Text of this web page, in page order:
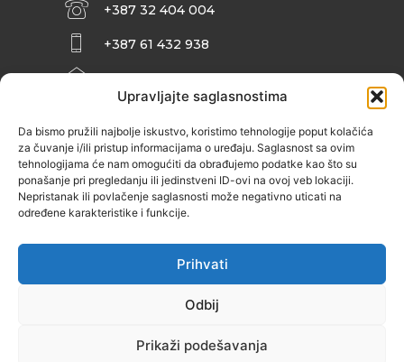
Upravljajte saglasnostima
Da bismo pružili najbolje iskustvo, koristimo tehnologije poput kolačića
za čuvanje i/ili pristup informacijama o uređaju. Saglasnost sa ovim
tehnologijama će nam omogućiti da obrađujemo podatke kao što su
ponašanje pri pregledanju ili jedinstveni ID-ovi na ovoj veb lokaciji.
Nepristanak ili povlačenje saglasnosti može negativno uticati na
određene karakteristike i funkcije.
Prihvati
Odbij
Prikaži podešavanja
+387 32 404 004
+387 61 432 938
INFO@ZENIT.BA
ZENIČANKA, 3. SPRAT), 72000 ZENICA